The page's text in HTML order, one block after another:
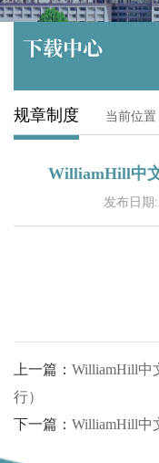
下载中心
规章制度 当前位置
WilliamHill中
发布日期
上一篇： WilliamHill中
行）
下一篇： WilliamHill中